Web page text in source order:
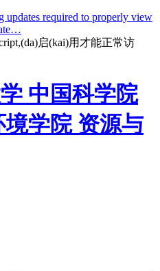
updates required to properly view
启(kai)用才能正常访
中国科学院
资源与